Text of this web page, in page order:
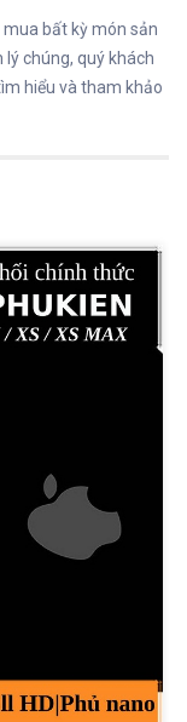
bất kỳ món sản
chúng, quý khách
hiểu và tham khảo